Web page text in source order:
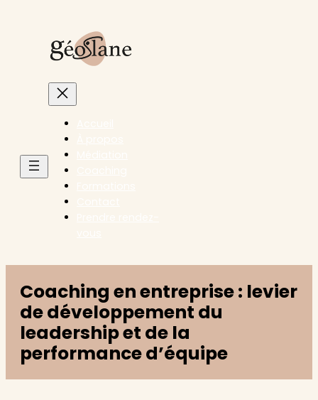
Coaching en entreprise : levier
de développement du
leadership et de la
performance d’équipe